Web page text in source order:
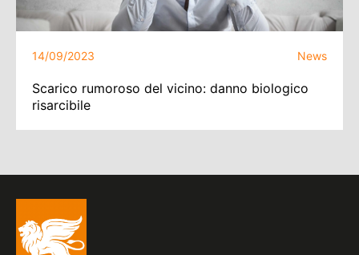
14/09/2023 News
Scarico rumoroso del vicino: danno biologico
risarcibile